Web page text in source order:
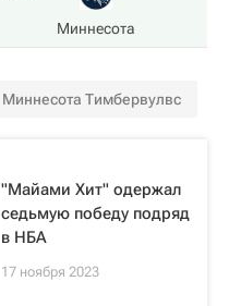
Миннесота
Миннесота Тимбервулвс
"Майами Хит" одержал
седьмую победу подряд
в НБА
17 ноября 2023